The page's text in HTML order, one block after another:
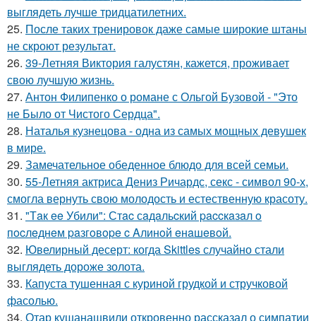
выглядеть лучше тридцатилетних.
25. После таких тренировок даже самые широкие штаны
не скроют результат.
26. 39-Летняя Виктория галустян, кажется, проживает
свою лучшую жизнь.
27. Антон Филипенко о романе с Ольгой Бузовой - "Это
не Было от Чистого Сердца".
28. Наталья кузнецова - одна из самых мощных девушек
в мире.
29. Замечательное обеденное блюдо для всей семьи.
30. 55-Летняя актриса Дениз Ричардс, секс - символ 90-х,
смогла вернуть свою молодость и естественную красоту.
31. "Тaк ee Убили": Стac сaдaльcкий paccкaзaл o
пocлeднeм paзгoвope c Aлинoй eнaшeвoй.
32. Ювелирный десерт: когда Skittles случайно стали
выглядеть дороже золота.
33. Капуста тушенная с куриной грудкой и стручковой
фасолью.
34. Отар кушанашвили откровенно рассказал о симпатии